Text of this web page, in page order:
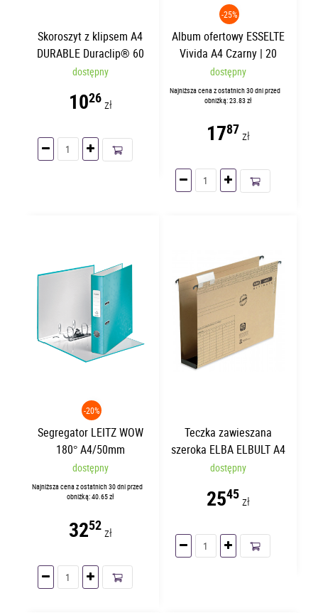
Skoroszyt z klipsem A4
DURABLE Duraclip® 60
Czerwony | 60 kartek
dostępny
1026zł
-25%
Album ofertowy ESSELTE
Vivida A4 Czarny | 20
koszulek
dostępny
Najniższa cena z ostatnich 30 dni przed
obniżką: 23.83 zł
1787 zł
-20%
Segregator LEITZ WOW
180° A4/50mm
Turkusowy 10060051
dostępny
Najniższa cena z ostatnich 30 dni przed
obniżką: 40.65 zł
3252zł
Teczka zawieszana
szeroka ELBA ELBULT A4
60mm
dostępny
2545zł